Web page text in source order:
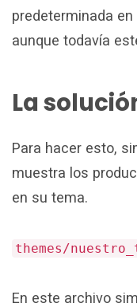
predeterminada
aunque todavía
La
Para hacer esto,
muestra los
en su tema.
themes/
En este archivo